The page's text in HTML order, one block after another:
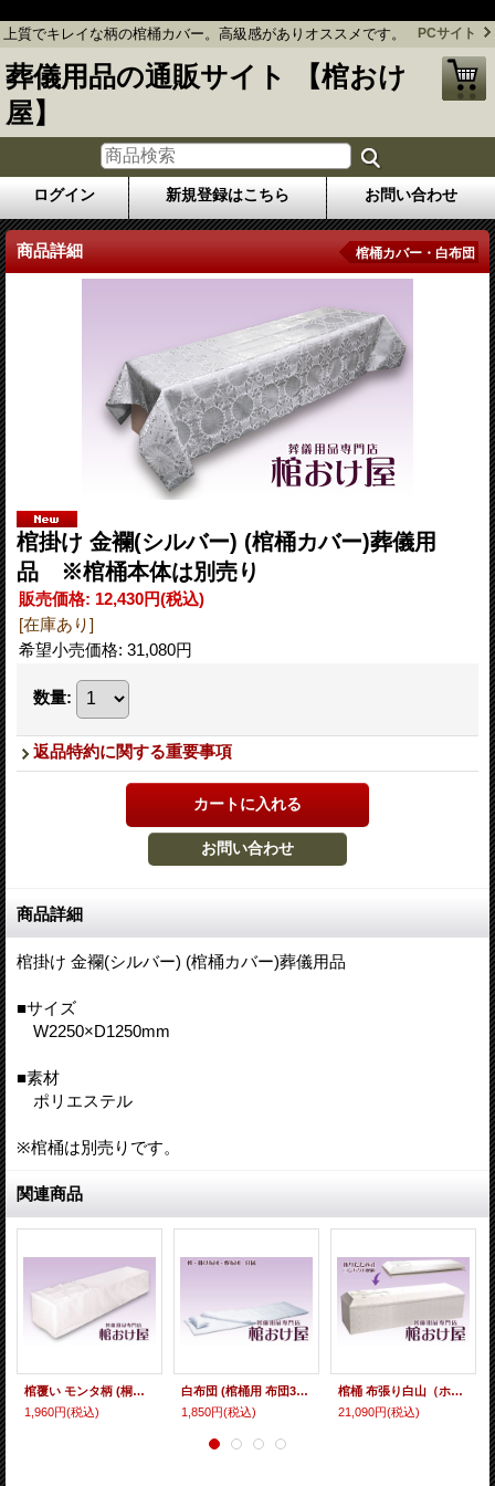
上質でキレイな柄の棺桶カバー。高級感がありオススメです。 PCサイト
葬儀用品の通販サイト 【棺おけ
屋】
ログイン 新規登録はこちら お問い合わせ
商品詳細 棺桶カバー・白布団
棺掛け 金襴(シルバー) (棺桶カバー)葬儀用
品 ※棺桶本体は別売り
販売価格: 12,430円(税込)
[在庫あり]
希望小売価格: 31,080円
数量:
返品特約に関する重要事項
商品詳細
棺掛け 金襴(シルバー) (棺桶カバー)葬儀用品
■サイズ
W2250×D1250mm
■素材
ポリエステル
※棺桶は別売りです。
関連商品
棺覆い モンタ柄 (桐平棺用 棺桶カバー) 葬儀用品 ※棺桶本体は別売り
1,960円(税込)
白布団 (棺桶用 布団3点セット) 葬儀用品
1,850円(税込)
棺桶 布張り白山（ホワイト） お顔窓付き（折りたたみ式タイプ） 6尺(181cm)〜6.25尺(190cm) 掛け布団、敷布団、枕 付属 葬儀用品
21,090円(税込)